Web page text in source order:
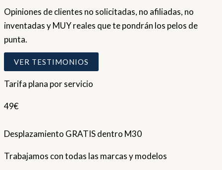
Opiniones de clientes no solicitadas, no afiliadas, no
inventadas y MUY reales que te pondrán los pelos de
punta.
VER TESTIMONIOS
Tarifa plana por servicio
49€
Desplazamiento GRATIS dentro M30
Trabajamos con todas las marcas y modelos